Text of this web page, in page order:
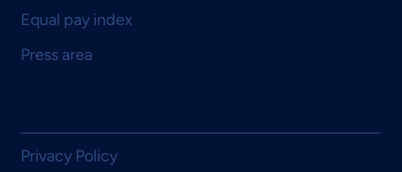
Equal pay index
Press area
Privacy Policy